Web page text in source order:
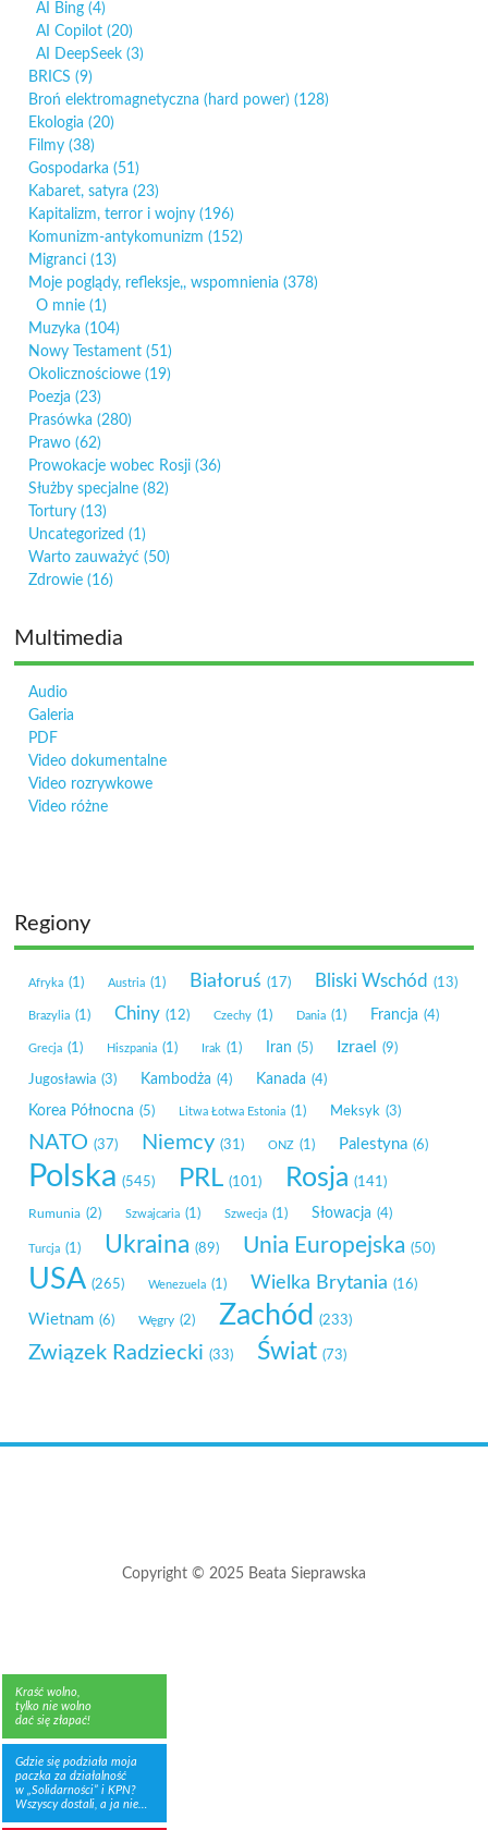
Kraść wolno,
tylko nie wolno
dać się złapać!
Gdzie się podziała moja
paczka za działalność
w „Solidarności” i KPN?
Wszyscy dostali, a ja nie…
AI Bing (4)
AI Copilot (20)
AI DeepSeek (3)
BRICS (9)
Broń elektromagnetyczna (hard power) (128)
Ekologia (20)
Filmy (38)
Gospodarka (51)
Kabaret, satyra (23)
Kapitalizm, terror i wojny (196)
Komunizm-antykomunizm (152)
Migranci (13)
Moje poglądy, refleksje,, wspomnienia (378)
O mnie (1)
Muzyka (104)
Nowy Testament (51)
Okolicznościowe (19)
Poezja (23)
Prasówka (280)
Prawo (62)
Prowokacje wobec Rosji (36)
Służby specjalne (82)
Tortury (13)
Uncategorized (1)
Warto zauważyć (50)
Zdrowie (16)
Multimedia
Audio
Galeria
PDF
Video dokumentalne
Video rozrywkowe
Video różne
Regiony
Afryka (1) Austria (1) Białoruś (17) Bliski Wschód (13)
Brazylia (1) Chiny (12) Czechy (1) Dania (1) Francja (4)
Grecja (1) Hiszpania (1) Irak (1) Iran (5) Izrael (9)
Jugosławia (3) Kambodża (4) Kanada (4)
Korea Północna (5) Litwa Łotwa Estonia (1) Meksyk (3)
NATO (37) Niemcy (31) ONZ (1) Palestyna (6)
Polska (545) PRL (101) Rosja (141)
Rumunia (2) Szwajcaria (1) Szwecja (1) Słowacja (4)
Turcja (1) Ukraina (89) Unia Europejska (50)
USA (265) Wenezuela (1) Wielka Brytania (16)
Wietnam (6) Węgry (2) Zachód (233)
Związek Radziecki (33) Świat (73)
Copyright © 2025 Beata Sieprawska